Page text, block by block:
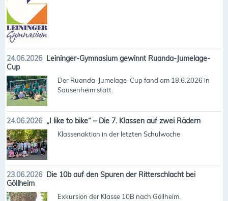
24.06.2026 Leininger-Gymnasium gewinnt Ruanda-Jumelage-
Cup
Der Ruanda-Jumelage-Cup fand am 18.6.2026 in
Sausenheim statt.
24.06.2026 „I like to bike“ – Die 7. Klassen auf zwei Rädern
Klassenaktion in der letzten Schulwoche
23.06.2026 Die 10b auf den Spuren der Ritterschlacht bei
Göllheim
Exkursion der Klasse 10B nach Göllheim.